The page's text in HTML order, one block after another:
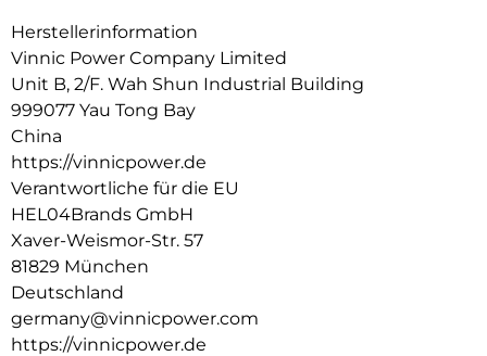
speziellen Ladegeräte mehr erforderlich.
Zuverlässige Leistung: Konstante Spannung gewährleistet
einen gleichmäßigen Gerätebetrieb.
Ideal für:
Fernbedienungen
Mäuse
Tastaturen
Spielzeug
Taschenlampen
Andere batteriebetriebene Geräte vom Typ AA/AAA
Herstellerinformation
Vinnic Power Company Limited
Unit B, 2/F. Wah Shun Industrial Building
999077 Yau Tong Bay
China
https://vinnicpower.de
Verantwortliche für die EU
HEL04Brands GmbH
Xaver-Weismor-Str. 57
81829 München
Deutschland
germany@vinnicpower.com
https://vinnicpower.de